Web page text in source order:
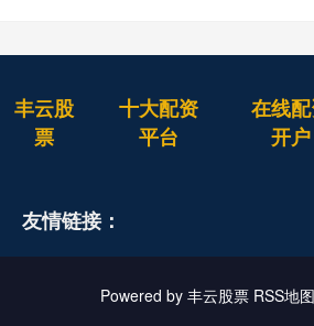
丰云股
票
十大配资
平台
在线
开户
友情链接：
Powered by 丰云股票 RSS地图